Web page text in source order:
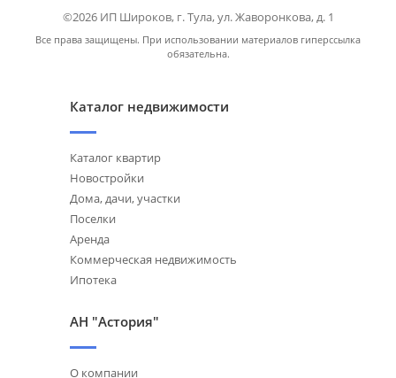
©2026 ИП Широков, г. Тула, ул. Жаворонкова, д. 1
Все права защищены. При использовании материалов гиперссылка
обязательна.
Каталог недвижимости
Каталог квартир
Новостройки
Дома, дачи, участки
Поселки
Аренда
Коммерческая недвижимость
Ипотека
АН "Астория"
О компании